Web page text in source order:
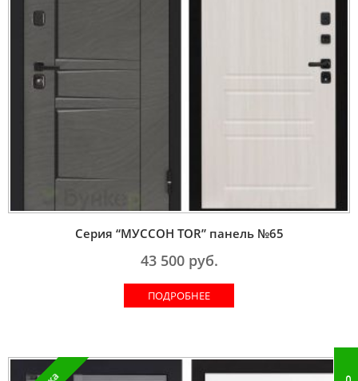
Серия “МУССОН TOR” панель №65
43 500руб.
ПОДРОБНЕЕ